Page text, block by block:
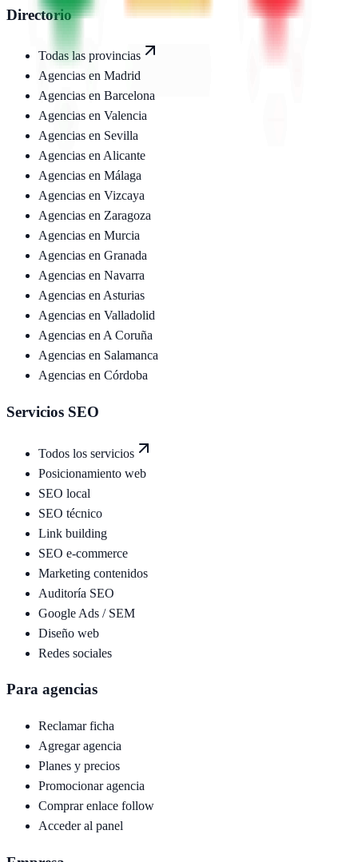
Directorio
Todas las provincias
Agencias en Madrid
Agencias en Barcelona
Agencias en Valencia
Agencias en Sevilla
Agencias en Alicante
Agencias en Málaga
Agencias en Vizcaya
Agencias en Zaragoza
Agencias en Murcia
Agencias en Granada
Agencias en Navarra
Agencias en Asturias
Agencias en Valladolid
Agencias en A Coruña
Agencias en Salamanca
Agencias en Córdoba
Servicios SEO
Todos los servicios
Posicionamiento web
SEO local
SEO técnico
Link building
SEO e-commerce
Marketing contenidos
Auditoría SEO
Google Ads / SEM
Diseño web
Redes sociales
Para agencias
Reclamar ficha
Agregar agencia
Planes y precios
Promocionar agencia
Comprar enlace follow
Acceder al panel